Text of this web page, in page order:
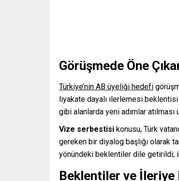
Görüşmede Öne
Türkiye’nin AB üyeliği hedefi
liyakate dayalı ilerlemesi beklentisi
gibi alanlarda yeni adımlar atılması
Vize serbestisi konusu, Türk
gereken bir diyalog başlığı olarak
yönündeki beklentiler dile getirildi;
Beklentiler ve İleriye